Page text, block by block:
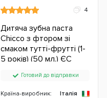
4
Дитяча зубна паста
Chicco з фтором зі
смаком тутті-фрутті (1-
5 років) (50 мл.) ЄС
Готовий до відправки
Країна-виробник: Італія